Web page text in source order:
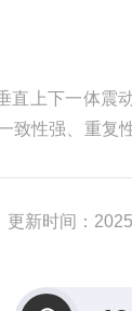
直上下一体震
致性强、重
更新时间：